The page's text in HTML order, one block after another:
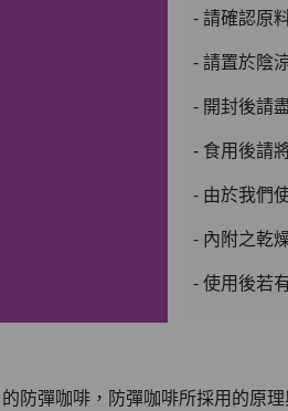
- 請確認原
- 請置於陰
- 開封後請
- 食用後請
- 由於我們
- 內附之乾
- 使用後若
防彈咖啡，防彈咖啡所採用的原